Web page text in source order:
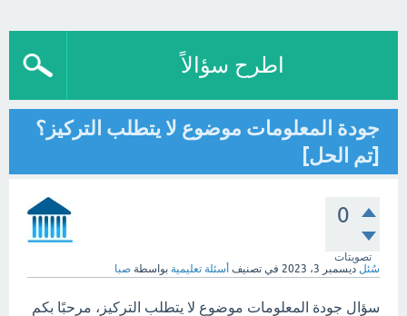
اطرح سؤالاً
جودة المعلومات موضوع لا يتطلب التركيز؟
[تم الحل]
0
تصويتات
سُئل ديسمبر 3، 2023 في تصنيف أسئلة تعليمية بواسطة صبا
سؤال جودة المعلومات موضوع لا يتطلب التركيز، مرحبًا بكم